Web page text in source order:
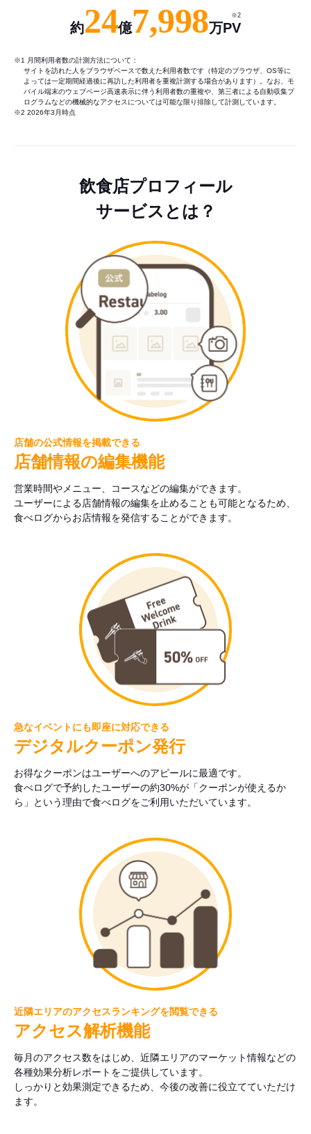
約24億7,998万PV
※2
※1 月間利用者数の計測方法について：
サイトを訪れた人をブラウザベースで数えた利用者数です（特定のブラウザ、OS等に
よっては一定期間経過後に再訪した利用者を重複計測する場合があります）。なお、モ
バイル端末のウェブページ高速表示に伴う利用者数の重複や、第三者による自動収集プ
ログラムなどの機械的なアクセスについては可能な限り排除して計測しています。
※2 2026年3月時点
飲食店プロフィール
サービスとは？
店舗の公式情報を掲載できる
店舗情報の編集機能
営業時間やメニュー、コースなどの編集ができます。
ユーザーによる店舗情報の編集を止めることも可能となるため、
食べログからお店情報を発信することができます。
急なイベントにも即座に対応できる
デジタルクーポン発行
お得なクーポンはユーザーへのアピールに最適です。
食べログで予約したユーザーの約30%が「クーポンが使えるか
ら」という理由で食べログをご利用いただいています。
近隣エリアのアクセスランキングを閲覧できる
アクセス解析機能
毎月のアクセス数をはじめ、近隣エリアのマーケット情報などの
各種効果分析レポートをご提供しています。
しっかりと効果測定できるため、今後の改善に役立てていただけ
ます。